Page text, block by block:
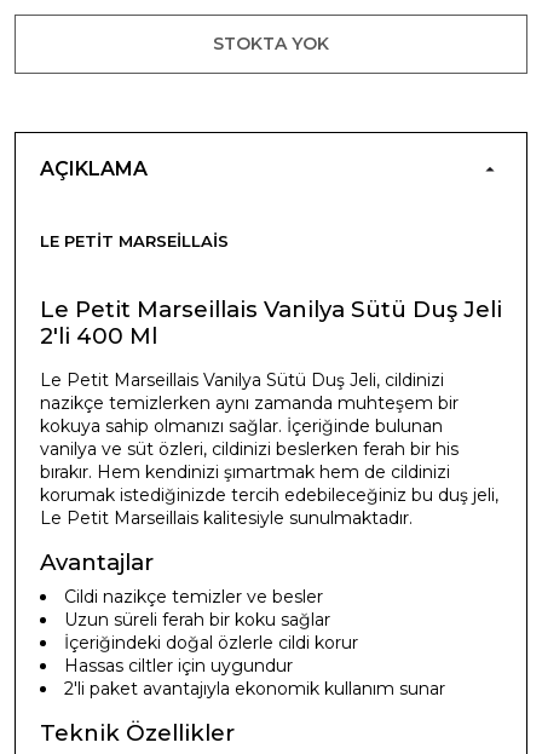
STOKTA YOK
AÇIKLAMA
LE PETIT MARSEILLAIS
Le Petit Marseillais Vanilya Sütü Duş Jeli
2'li 400 Ml
Le Petit Marseillais Vanilya Sütü Duş Jeli, cildinizi
nazikçe temizlerken aynı zamanda muhteşem bir
kokuya sahip olmanızı sağlar. İçeriğinde bulunan
vanilya ve süt özleri, cildinizi beslerken ferah bir his
bırakır. Hem kendinizi şımartmak hem de cildinizi
korumak istediğinizde tercih edebileceğiniz bu duş jeli,
Le Petit Marseillais kalitesiyle sunulmaktadır.
Avantajlar
Cildi nazikçe temizler ve besler
Uzun süreli ferah bir koku sağlar
İçeriğindeki doğal özlerle cildi korur
Hassas ciltler için uygundur
2'li paket avantajıyla ekonomik kullanım sunar
Teknik Özellikler